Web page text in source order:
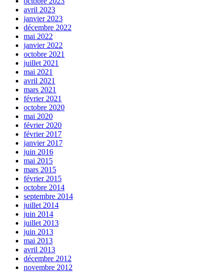
avril 2023
janvier 2023
décembre 2022
mai 2022
janvier 2022
octobre 2021
juillet 2021
mai 2021
avril 2021
mars 2021
février 2021
octobre 2020
mai 2020
février 2020
février 2017
janvier 2017
juin 2016
mai 2015
mars 2015
février 2015
octobre 2014
septembre 2014
juillet 2014
juin 2014
juillet 2013
juin 2013
mai 2013
avril 2013
décembre 2012
novembre 2012